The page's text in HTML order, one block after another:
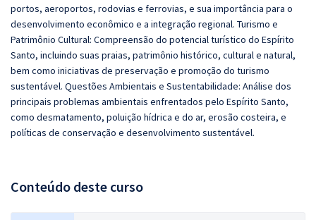
portos, aeroportos, rodovias e ferrovias, e sua importância para o
desenvolvimento econômico e a integração regional. Turismo e
Patrimônio Cultural: Compreensão do potencial turístico do Espírito
Santo, incluindo suas praias, patrimônio histórico, cultural e natural,
bem como iniciativas de preservação e promoção do turismo
sustentável. Questões Ambientais e Sustentabilidade: Análise dos
principais problemas ambientais enfrentados pelo Espírito Santo,
como desmatamento, poluição hídrica e do ar, erosão costeira, e
políticas de conservação e desenvolvimento sustentável.
Conteúdo deste curso